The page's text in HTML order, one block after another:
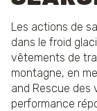
Les actions de
dans le froid
vêtements de
montagne, en
and Rescue des
performance